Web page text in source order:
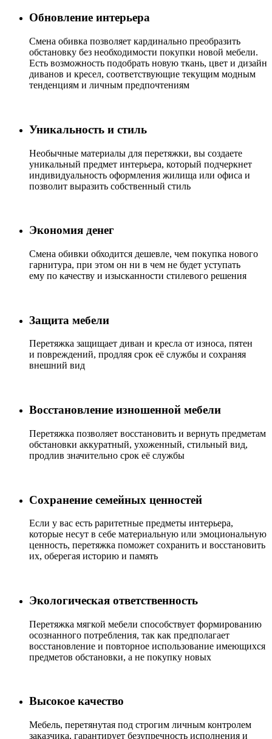
Обновление интерьера
Cмена обивка позволяет кардинально преобразить
обстановку без необходимости покупки новой мебели.
Есть возможность подобрать новую ткань, цвет и дизайн
диванов и кресел, соответствующие текущим модным
тенденциям и личным предпочтениям
Уникальность и стиль
Необычные материалы для перетяжки, вы создаете
уникальный предмет интерьера, который подчеркнет
индивидуальность оформления жилища или офиса и
позволит выразить собственный стиль
Экономия денег
Смена обивки обходится дешевле, чем покупка нового
гарнитура, при этом он ни в чем не будет уступать
ему по качеству и изысканности стилевого решения
Защита мебели
Перетяжка защищает диван и кресла от износа, пятен
и повреждений, продляя срок её службы и сохраняя
внешний вид
Восстановление изношенной мебели
Перетяжка позволяет восстановить и вернуть предметам
обстановки аккуратный, ухоженный, стильный вид,
продлив значительно срок её службы
Сохранение семейных ценностей
Если у вас есть раритетные предметы интерьера,
которые несут в себе материальную или эмоциональную
ценность, перетяжка поможет сохранить и восстановить
их, оберегая историю и память
Экологическая ответственность
Перетяжка мягкой мебели способствует формированию
осознанного потребления, так как предполагает
восстановление и повторное использование имеющихся
предметов обстановки, а не покупку новых
Высокое качество
Мебель, перетянутая под строгим личным контролем
заказчика, гарантирует безупречность исполнения и